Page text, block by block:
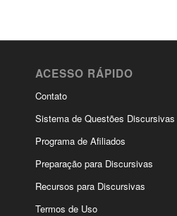
ACESSO RÁPIDO
Contato
Sistema de Questões Discursivas
Programa de Afiliados
Preparação para Discursivas
Recursos para Discursivas
Termos de Uso